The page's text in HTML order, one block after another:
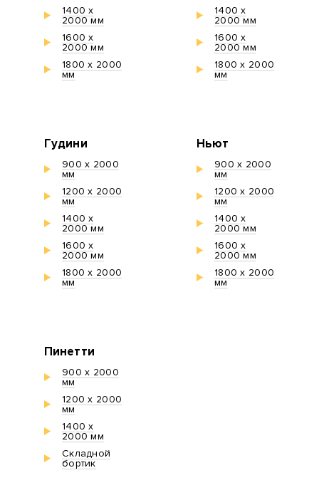
1400 х
2000 мм
1600 х
2000 мм
1800 х 2000
мм
1400 х
2000 мм
1600 х
2000 мм
1800 х 2000
мм
Гудини
900 х 2000
мм
1200 х 2000
мм
1400 х
2000 мм
1600 х
2000 мм
1800 х 2000
мм
Ньют
900 х 2000
мм
1200 х 2000
мм
1400 х
2000 мм
1600 х
2000 мм
1800 х 2000
мм
Пинетти
900 х 2000
мм
1200 х 2000
мм
1400 х
2000 мм
Складной
бортик